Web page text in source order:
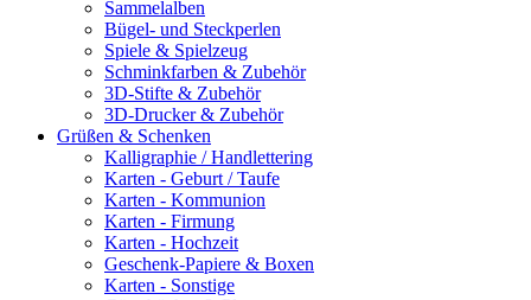
Sammelalben
Bügel- und Steckperlen
Spiele & Spielzeug
Schminkfarben & Zubehör
3D-Stifte & Zubehör
3D-Drucker & Zubehör
Grüßen & Schenken
Kalligraphie / Handlettering
Karten - Geburt / Taufe
Karten - Kommunion
Karten - Firmung
Karten - Hochzeit
Geschenk-Papiere & Boxen
Karten - Sonstige